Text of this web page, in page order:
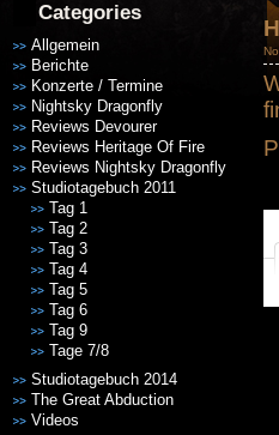
Categories
Allgemein
Berichte
Konzerte / Termine
Nightsky Dragonfly
Reviews Devourer
Reviews Heritage Of Fire
Reviews Nightsky Dragonfly
Studiotagebuch 2011
Tag 1
Tag 2
Tag 3
Tag 4
Tag 5
Tag 6
Tag 9
Tage 7/8
Studiotagebuch 2014
The Great Abduction
Videos